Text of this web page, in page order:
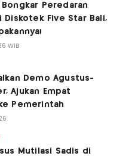
Bongkar Peredaran
Diskotek Five Star Bali,
WIB
Demo Agustus-
Ajukan Empat
Pemerintah
Mutilasi Sadis di